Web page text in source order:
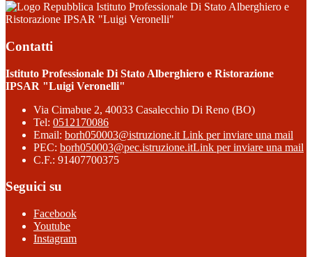
Istituto Professionale Di Stato Alberghiero e
Ristorazione IPSAR "Luigi Veronelli"
Contatti
Istituto Professionale Di Stato Alberghiero e Ristorazione
IPSAR "Luigi Veronelli"
Via Cimabue 2, 40033 Casalecchio Di Reno (BO)
Tel: 0512170086
Email: borh050003@istruzione.it Link per inviare una mail
PEC: borh050003@pec.istruzione.itLink per inviare una mail
C.F.: 91407700375
Seguici su
Facebook
Youtube
Instagram